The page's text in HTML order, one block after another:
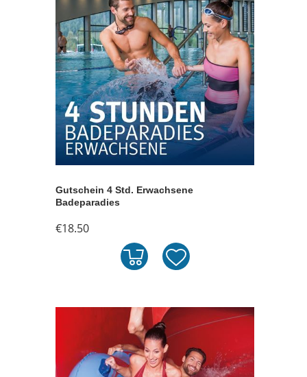
Gutschein 4 Std. Erwachsene
Badeparadies
€18.50